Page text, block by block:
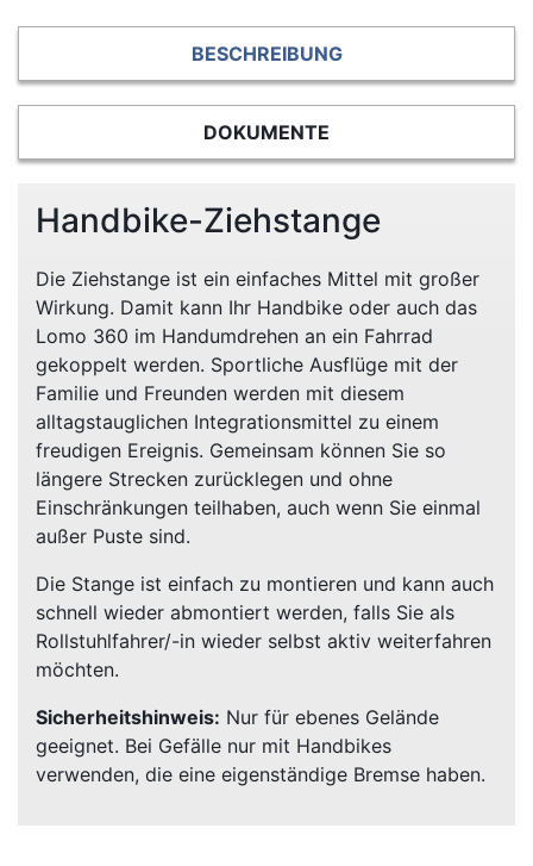
BESCHREIBUNG
DOKUMENTE
Handbike-Ziehstange
Die Ziehstange ist ein einfaches Mittel mit großer
Wirkung. Damit kann Ihr Handbike oder auch das
Lomo 360 im Handumdrehen an ein Fahrrad
gekoppelt werden. Sportliche Ausflüge mit der
Familie und Freunden werden mit diesem
alltagstauglichen Integrationsmittel zu einem
freudigen Ereignis. Gemeinsam können Sie so
längere Strecken zurücklegen und ohne
Einschränkungen teilhaben, auch wenn Sie einmal
außer Puste sind.
Die Stange ist einfach zu montieren und kann auch
schnell wieder abmontiert werden, falls Sie als
Rollstuhlfahrer/-in wieder selbst aktiv weiterfahren
möchten.
Sicherheitshinweis: Nur für ebenes Gelände
geeignet. Bei Gefälle nur mit Handbikes
verwenden, die eine eigenständige Bremse haben.